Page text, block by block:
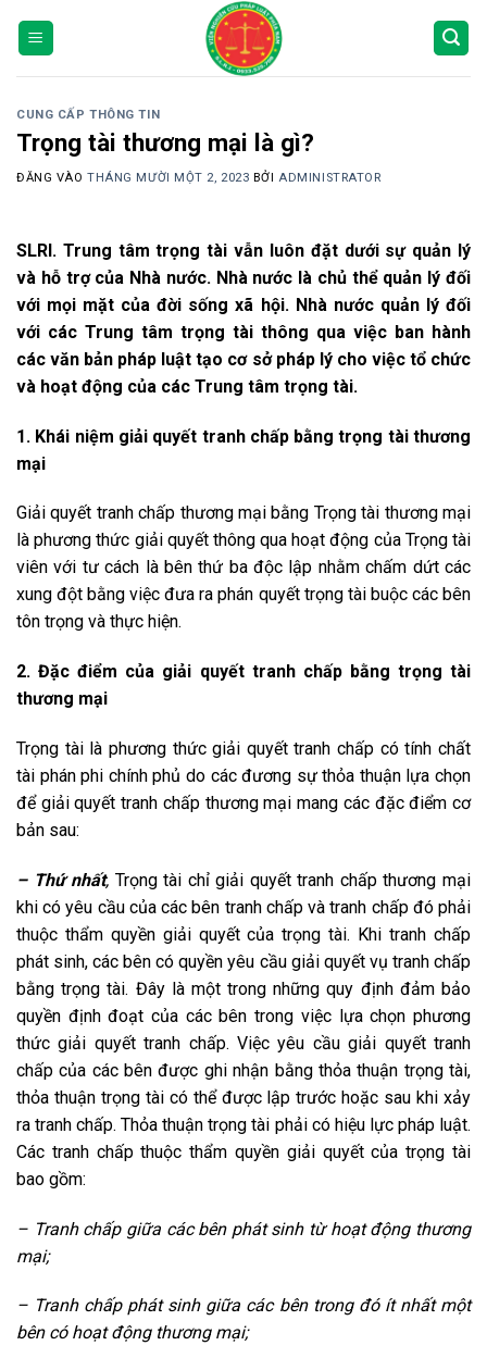
CUNG CẤP THÔNG TIN
Trọng tài thương mại là gì?
ĐĂNG VÀOTHÁNG MƯỜI MỘT 2, 2023 BỞIADMINISTRATOR
SLRI. Trung tâm trọng tài vẫn luôn đặt dưới sự quản lý
và hỗ trợ của Nhà nước. Nhà nước là chủ thể quản lý đối
với mọi mặt của đời sống xã hội. Nhà nước quản lý đối
với các Trung tâm trọng tài thông qua việc ban hành
các văn bản pháp luật tạo cơ sở pháp lý cho việc tổ chức
và hoạt động của các Trung tâm trọng tài.
1. Khái niệm giải quyết tranh chấp bằng trọng tài thương
mại
Giải quyết tranh chấp thương mại bằng Trọng tài thương mại
là phương thức giải quyết thông qua hoạt động của Trọng tài
viên với tư cách là bên thứ ba độc lập nhằm chấm dứt các
xung đột bằng việc đưa ra phán quyết trọng tài buộc các bên
tôn trọng và thực hiện.
2. Đặc điểm của giải quyết tranh chấp bằng trọng tài
thương mại
Trọng tài là phương thức giải quyết tranh chấp có tính chất
tài phán phi chính phủ do các đương sự thỏa thuận lựa chọn
để giải quyết tranh chấp thương mại mang các đặc điểm cơ
bản sau:
– Thứ nhất, Trọng tài chỉ giải quyết tranh chấp thương mại
khi có yêu cầu của các bên tranh chấp và tranh chấp đó phải
thuộc thẩm quyền giải quyết của trọng tài. Khi tranh chấp
phát sinh, các bên có quyền yêu cầu giải quyết vụ tranh chấp
bằng trọng tài. Đây là một trong những quy định đảm bảo
quyền định đoạt của các bên trong việc lựa chọn phương
thức giải quyết tranh chấp. Việc yêu cầu giải quyết tranh
chấp của các bên được ghi nhận bằng thỏa thuận trọng tài,
thỏa thuận trọng tài có thể được lập trước hoặc sau khi xảy
ra tranh chấp. Thỏa thuận trọng tài phải có hiệu lực pháp luật.
Các tranh chấp thuộc thẩm quyền giải quyết của trọng tài
bao gồm:
– Tranh chấp giữa các bên phát sinh từ hoạt động thương
mại;
– Tranh chấp phát sinh giữa các bên trong đó ít nhất một
bên có hoạt động thương mại;